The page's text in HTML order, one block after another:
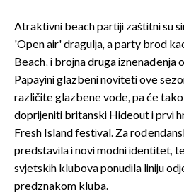
Atraktivni beach partiji zaštitni su
'Open air' dragulja, a party brod
Beach, i brojna druga iznenađenja
Papayini glazbeni noviteti ove
različite glazbene vode, pa će
doprijeniti britanski Hideout i prvi
Fresh Island festival. Za
predstavila i novi modni identitet,
svjetskih klubova ponudila liniju
predznakom kluba.